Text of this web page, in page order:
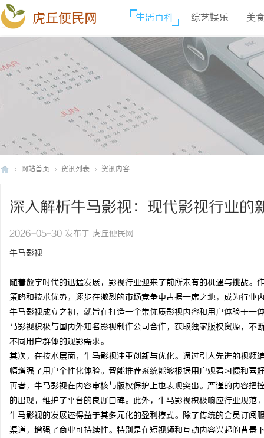
虎丘便民网 生活百科 综艺娱乐 美
网站首页 资讯列表 资讯内容
深入解析牛马影视：现代影视行业的
2026-05-30 发布于 虎丘便民网
牛马影视
随着数字时代的迅猛发展，影视行业迎来了前所未有的机遇与挑战
策略和技术优势，逐步在激烈的市场竞争中占据一席之地，成为行业
牛马影视成立之初，就旨在打造一个集优质影视内容和用户体验于
马影视积极与国内外知名影视制作公司合作，获取独家版权资源，
不同用户群体的观影需求。
其次，在技术层面，牛马影视注重创新与优化。通过引入先进的视
幅增强了用户个性化体验。智能推荐系统能够根据用户观看习惯和喜
再者，牛马影视在内容审核与版权保护上也表现突出。严谨的内容
的出现，维护了平台的良好口碑。此外，牛马影视积极响应行业规范
牛马影视的发展还得益于其多元化的盈利模式。除了传统的会员订
渠道，增强了商业可持续性。特别是在短视频和互动内容兴起的背